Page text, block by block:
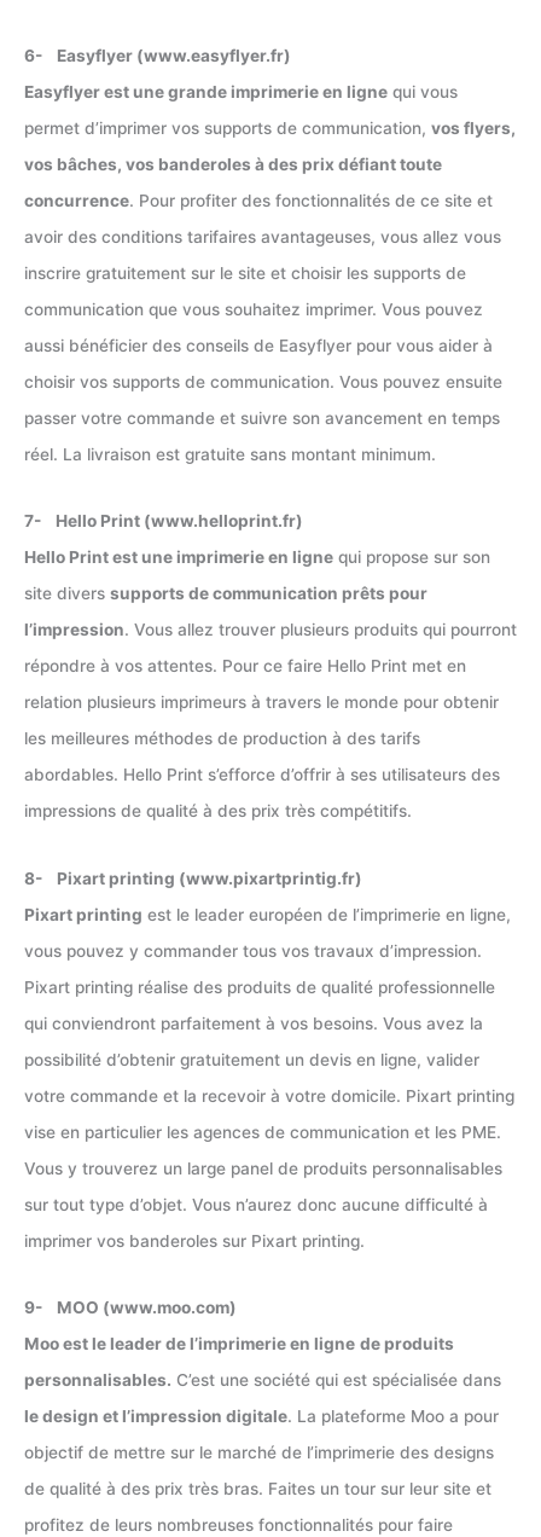
6- Easyflyer (www.easyflyer.fr)
Easyflyer est une grande imprimerie en ligne qui vous
permet d’imprimer vos supports de communication, vos flyers,
vos bâches, vos banderoles à des prix défiant toute
concurrence. Pour profiter des fonctionnalités de ce site et
avoir des conditions tarifaires avantageuses, vous allez vous
inscrire gratuitement sur le site et choisir les supports de
communication que vous souhaitez imprimer. Vous pouvez
aussi bénéficier des conseils de Easyflyer pour vous aider à
choisir vos supports de communication. Vous pouvez ensuite
passer votre commande et suivre son avancement en temps
réel. La livraison est gratuite sans montant minimum.
7- Hello Print (www.helloprint.fr)
Hello Print est une imprimerie en ligne qui propose sur son
site divers supports de communication prêts pour
l’impression. Vous allez trouver plusieurs produits qui pourront
répondre à vos attentes. Pour ce faire Hello Print met en
relation plusieurs imprimeurs à travers le monde pour obtenir
les meilleures méthodes de production à des tarifs
abordables. Hello Print s’efforce d’offrir à ses utilisateurs des
impressions de qualité à des prix très compétitifs.
8- Pixart printing (www.pixartprintig.fr)
Pixart printing est le leader européen de l’imprimerie en ligne,
vous pouvez y commander tous vos travaux d’impression.
Pixart printing réalise des produits de qualité professionnelle
qui conviendront parfaitement à vos besoins. Vous avez la
possibilité d’obtenir gratuitement un devis en ligne, valider
votre commande et la recevoir à votre domicile. Pixart printing
vise en particulier les agences de communication et les PME.
Vous y trouverez un large panel de produits personnalisables
sur tout type d’objet. Vous n’aurez donc aucune difficulté à
imprimer vos banderoles sur Pixart printing.
9- MOO (www.moo.com)
Moo est le leader de l’imprimerie en ligne de produits
personnalisables. C’est une société qui est spécialisée dans
le design et l’impression digitale. La plateforme Moo a pour
objectif de mettre sur le marché de l’imprimerie des designs
de qualité à des prix très bras. Faites un tour sur leur site et
profitez de leurs nombreuses fonctionnalités pour faire